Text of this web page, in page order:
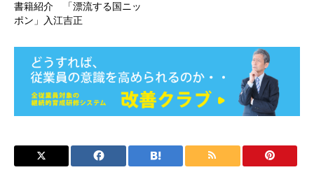
書籍紹介 「漂流する国ニッ
ポン」入江吉正